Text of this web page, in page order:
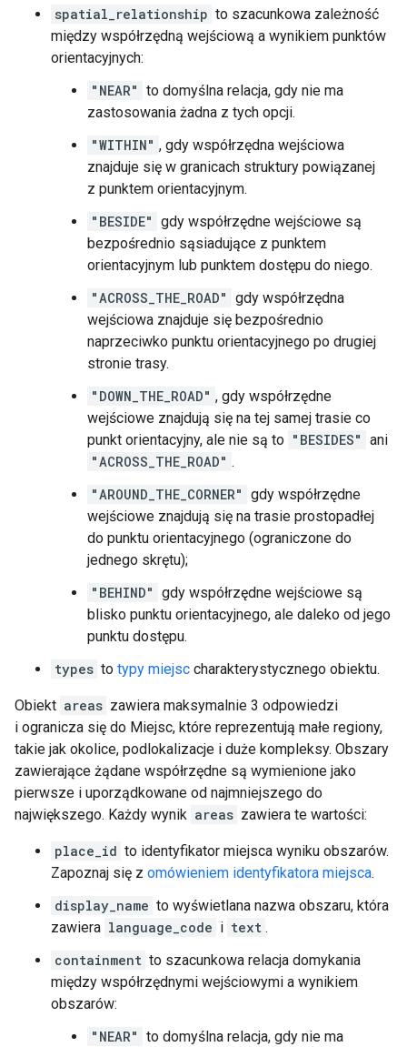
spatial_relationship to szacunkowa zależność
między współrzędną wejściową a wynikiem punktów
orientacyjnych:
"NEAR" to domyślna relacja, gdy nie ma
zastosowania żadna z tych opcji.
"WITHIN" , gdy współrzędna wejściowa
znajduje się w granicach struktury powiązanej
z punktem orientacyjnym.
"BESIDE" gdy współrzędne wejściowe są
bezpośrednio sąsiadujące z punktem
orientacyjnym lub punktem dostępu do niego.
"ACROSS_THE_ROAD" gdy współrzędna
wejściowa znajduje się bezpośrednio
naprzeciwko punktu orientacyjnego po drugiej
stronie trasy.
"DOWN_THE_ROAD" , gdy współrzędne
wejściowe znajdują się na tej samej trasie co
punkt orientacyjny, ale nie są to "BESIDES" ani
"ACROSS_THE_ROAD" .
"AROUND_THE_CORNER" gdy współrzędne
wejściowe znajdują się na trasie prostopadłej
do punktu orientacyjnego (ograniczone do
jednego skrętu);
"BEHIND" gdy współrzędne wejściowe są
blisko punktu orientacyjnego, ale daleko od jego
punktu dostępu.
types to typy miejsc charakterystycznego obiektu.
Obiekt areas zawiera maksymalnie 3 odpowiedzi
i ogranicza się do Miejsc, które reprezentują małe regiony,
takie jak okolice, podlokalizacje i duże kompleksy. Obszary
zawierające żądane współrzędne są wymienione jako
pierwsze i uporządkowane od najmniejszego do
największego. Każdy wynik areas zawiera te wartości:
place_id to identyfikator miejsca wyniku obszarów.
Zapoznaj się z omówieniem identyfikatora miejsca.
display_name to wyświetlana nazwa obszaru, która
zawiera language_code i text .
containment to szacunkowa relacja domykania
między współrzędnymi wejściowymi a wynikiem
obszarów:
"NEAR" to domyślna relacja, gdy nie ma